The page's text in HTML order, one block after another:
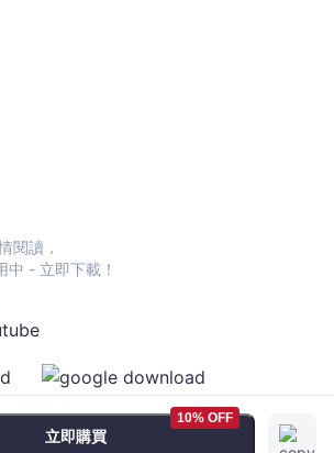
立即購買
10% OFF
閱讀，
- 立即下載！